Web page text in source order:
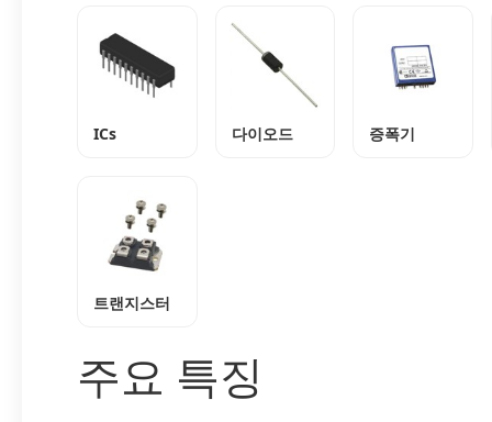
ICs 다이오드 증폭기
트랜지스터
주요 특징